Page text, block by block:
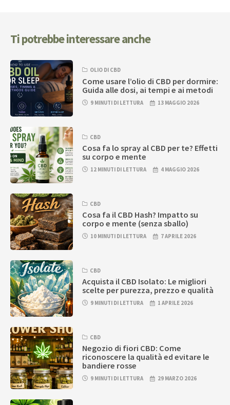
Ti potrebbe interessare anche
OLIO DI CBD
Come usare l’olio di CBD per dormire:
Guida alle dosi, ai tempi e ai metodi
9 MINUTI DI LETTURA 13 MAGGIO 2026
CBD
Cosa fa lo spray al CBD per te? Effetti
su corpo e mente
12 MINUTI DI LETTURA 4 MAGGIO 2026
CBD
Cosa fa il CBD Hash? Impatto su
corpo e mente (senza sballo)
10 MINUTI DI LETTURA 7 APRILE 2026
CBD
Acquista il CBD Isolato: Le migliori
scelte per purezza, prezzo e qualità
9 MINUTI DI LETTURA 1 APRILE 2026
CBD
Negozio di fiori CBD: Come
riconoscere la qualità ed evitare le
bandiere rosse
9 MINUTI DI LETTURA 29 MARZO 2026